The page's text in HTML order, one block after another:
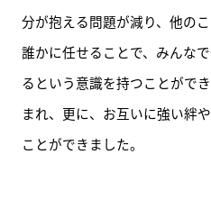
分が抱える問題が減り、他の
誰かに任せることで、みんな
るという意識を持つことがで
まれ、更に、お互いに強い絆
ことができました。